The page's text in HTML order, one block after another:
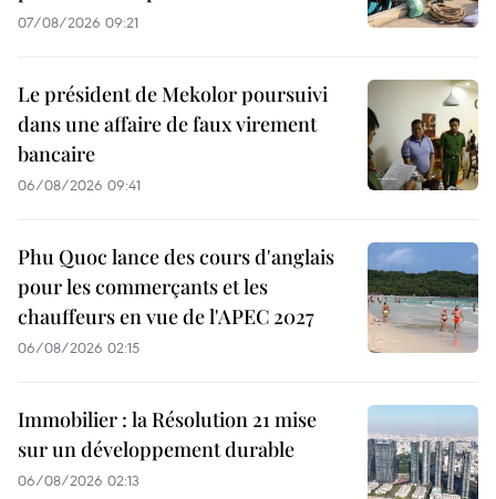
07/08/2026 09:21
Le président de Mekolor poursuivi
dans une affaire de faux virement
bancaire
06/08/2026 09:41
Phu Quoc lance des cours d'anglais
pour les commerçants et les
chauffeurs en vue de l'APEC 2027
06/08/2026 02:15
Immobilier : la Résolution 21 mise
sur un développement durable
06/08/2026 02:13